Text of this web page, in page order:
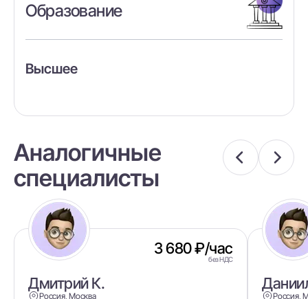
Образование
Высшее
Аналогичные
специалисты
Дмитрий К.
Россия, Москва
3 680 ₽/час
без НДС
Россия,